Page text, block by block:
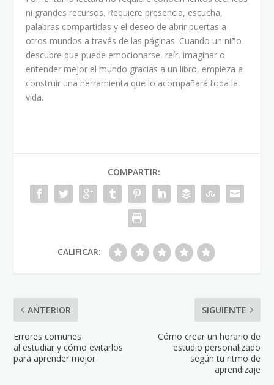
ni grandes recursos. Requiere presencia, escucha,
palabras compartidas y el deseo de abrir puertas a
otros mundos a través de las páginas. Cuando un niño
descubre que puede emocionarse, reír, imaginar o
entender mejor el mundo gracias a un libro, empieza a
construir una herramienta que lo acompañará toda la
vida.
COMPARTIR:
CALIFICAR:
ANTERIOR
Errores comunes
al estudiar y cómo evitarlos
para aprender mejor
SIGUIENTE
Cómo crear un horario de
estudio personalizado
según tu ritmo de
aprendizaje